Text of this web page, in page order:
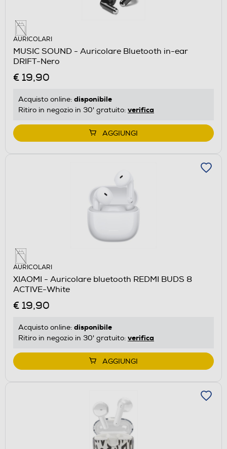
AURICOLARI
MUSIC SOUND - Auricolare Bluetooth in-ear
DRIFT-Nero
€ 19,90
Acquisto online: disponibile
Ritiro in negozio in 30' gratuito: verifica
AGGIUNGI
AURICOLARI
XIAOMI - Auricolare bluetooth REDMI BUDS 8
ACTIVE-White
€ 19,90
Acquisto online: disponibile
Ritiro in negozio in 30' gratuito: verifica
AGGIUNGI